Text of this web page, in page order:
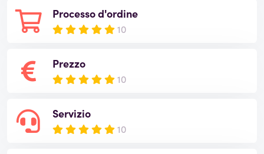
Processo d'ordine
10
Prezzo
10
Servizio
10